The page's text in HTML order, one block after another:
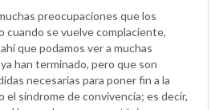
preocupaciones que los
cuando se vuelve complaciente,
que podamos ver a muchas
han terminado, pero que son
necesarias para poner fin a la
el síndrome de convivencia; es decir,